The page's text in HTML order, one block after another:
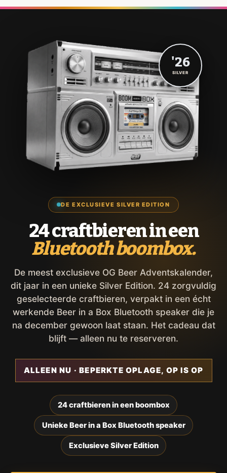
DE EXCLUSIEVE SILVER EDITION
24 craftbieren in een
Bluetooth boombox.
De meest exclusieve OG Beer Adventskalender,
dit jaar in een unieke Silver Edition. 24 zorgvuldig
geselecteerde craftbieren, verpakt in een écht
werkende Beer in a Box Bluetooth speaker die je
na december gewoon laat staan. Het cadeau dat
blijft — alleen nu te reserveren.
ALLEEN NU · BEPERKTE OPLAGE, OP IS OP
24 craftbieren in een boombox
Unieke Beer in a Box Bluetooth speaker
Exclusieve Silver Edition
'26
SILVER